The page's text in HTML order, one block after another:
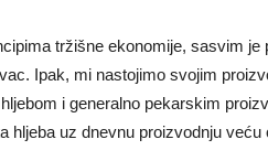
tržišne ekonomije, sasvim
Ipak, mi nastojimo svojim
i generalno pekarskim
hljeba uz dnevnu proizvodnju veću